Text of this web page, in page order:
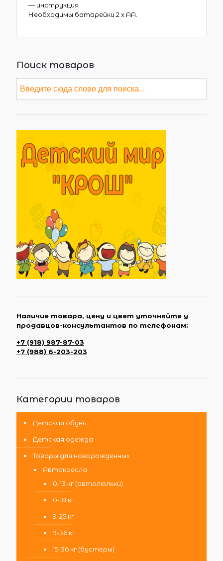
— инструкция
Необходимы батарейки 2 х АА.
Поиск товаров
Наличие товара, цену и цвет уточняйте у
продавцов-консультантов по телефонам:
+7 (918) 987-87-03
+7 (988) 6-203-203
Категории товаров
Детская обувь
Детская одежда
Товары для новорожденных
Автокресла
0-13 кг (автолюльки)
0-18 кг
9-25 кг
9-36 кг
15-36 кг (бустеры)